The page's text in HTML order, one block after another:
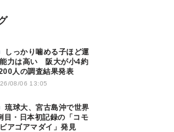
力は高い 阪大が小4約
人の調査結果発表
08/06 13:05
琉球大、宮古島沖で世界
目・日本初記録の「コモ
アゴアマダイ」発見